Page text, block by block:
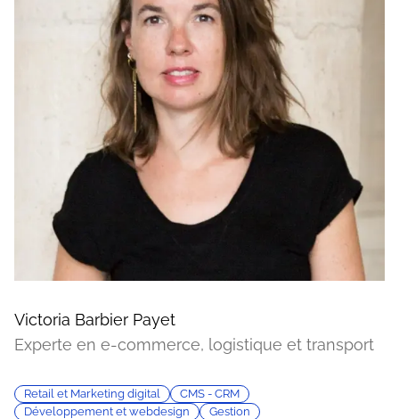
Victoria Barbier Payet
Experte en e-commerce, logistique et transport
Retail et Marketing digital
CMS - CRM
Développement et webdesign
Gestion